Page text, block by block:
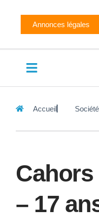
Annonces légales
Accueil Société
– 17